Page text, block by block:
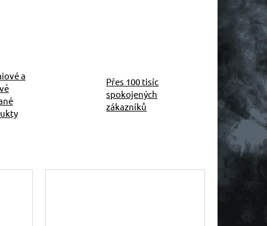
a
Přes 100 tisíc
spokojených
zákazníků